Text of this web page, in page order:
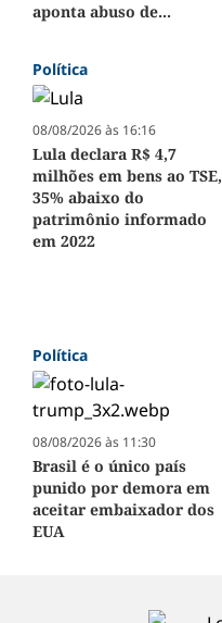
aponta abuso de...
Política
08/08/2026 às 16:16
Lula declara R$ 4,7
milhões em bens ao TSE,
35% abaixo do
patrimônio informado
em 2022
Política
08/08/2026 às 11:30
Brasil é o único país
punido por demora em
aceitar embaixador dos
EUA